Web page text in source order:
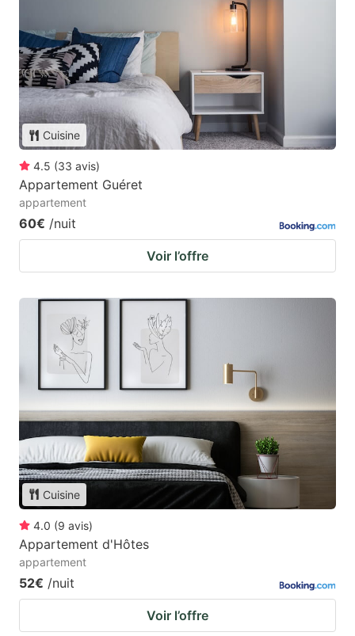
Cuisine
4.5 (33 avis)
Appartement Guéret
appartement
60€ /nuit
Voir l’offre
Cuisine
4.0 (9 avis)
Appartement d'Hôtes
appartement
52€ /nuit
Voir l’offre